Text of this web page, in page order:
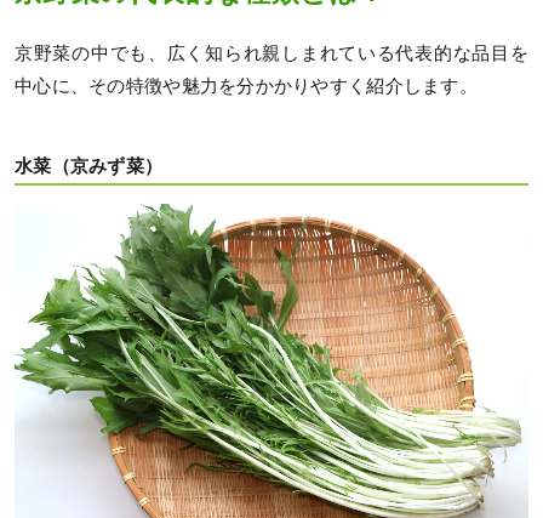
京野菜の中でも、広く知られ親しまれている代表的な品目を
中心に、その特徴や魅力を分かかりやすく紹介します。
水菜（京みず菜）